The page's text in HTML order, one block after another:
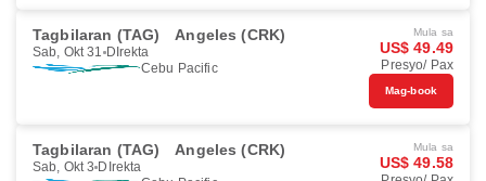
Tagbilaran (TAG) Angeles (CRK)
Sab, Okt 31 DIrekta
Cebu Pacific
Mula sa
US$ 49.49
Presyo/ Pax
Mag-book
Tagbilaran (TAG) Angeles (CRK)
Sab, Okt 3 DIrekta
Mula sa
US$ 49.58